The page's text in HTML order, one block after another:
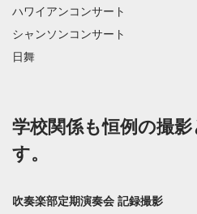
ハワイアンコンサート
シャンソンコンサート
日舞
学校関係も恒例の撮
す。
吹奏楽部定期演奏会 記録撮影